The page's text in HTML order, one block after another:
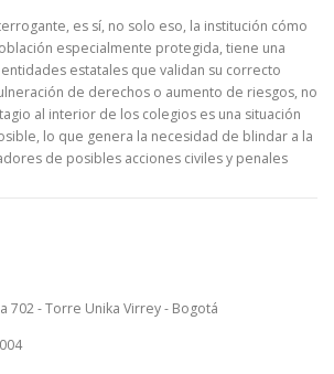
es sí, no solo eso, la institución cómo
especialmente protegida, tiene una
estatales que validan su correcto
de derechos o aumento de riesgos, no
al interior de los colegios es una situación
lo que genera la necesidad de blindar a la
de posibles acciones civiles y penales
702 - Torre Unika Virrey - Bogotá